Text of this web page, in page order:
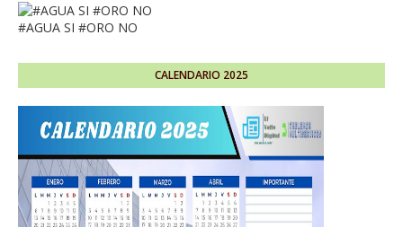
#AGUA SI #ORO NO
CALENDARIO 2025